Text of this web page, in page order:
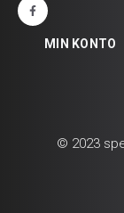
MIN KONTO
© 2023